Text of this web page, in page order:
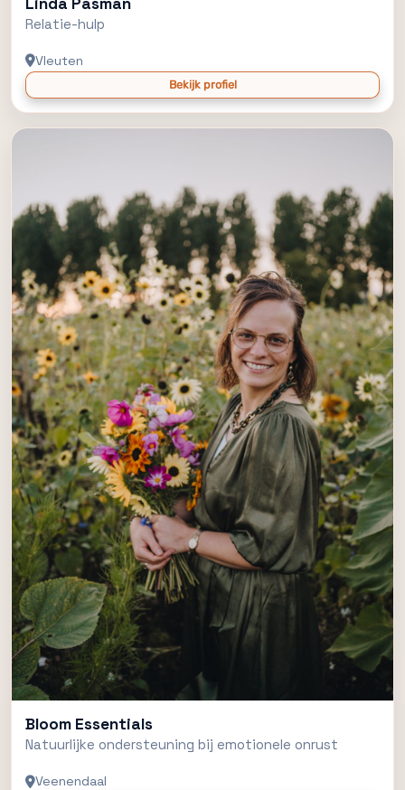
Relatie-hulp
Vleuten
Bekijk profiel
Bloom Essentials
Natuurlijke ondersteuning bij emotionele onrust
Veenendaal